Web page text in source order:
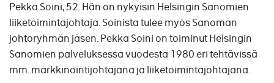
Pekka Soini, 52. Hän on nykyisin Helsingin Sanomien
liiketoimintajohtaja. Soinista tulee myös Sanoman
johtoryhmän jäsen. Pekka Soini on toiminut Helsingin
Sanomien palveluksessa vuodesta 1980 eri tehtävissä
mm. markkinointijohtajana ja liiketoimintajohtajana.